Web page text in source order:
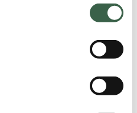
g smør/blød margarine)
(125 g tilberedt/150 g råt)